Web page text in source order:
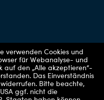
verwenden Cookies und
für Webanalyse- und
auf den „Alle akzeptieren“-
Das Einverständnis
Bitte beachte,
ggf. nicht die